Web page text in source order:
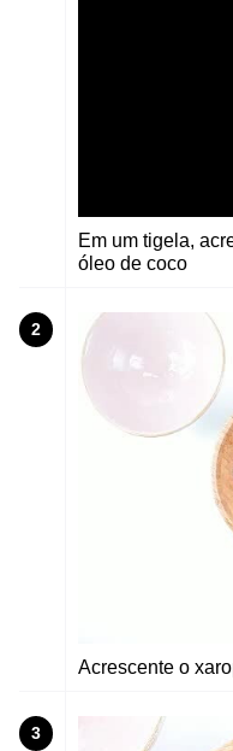
Em um tigela,
óleo de coco
2
Acrescente o
3